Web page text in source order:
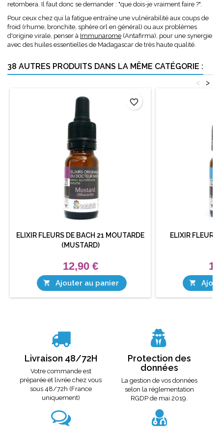
retombera. Il faut donc se demander : "que dois-je vraiment faire ?".
Pour ceux chez qui la fatigue entraîne une vulnérabilité aux coups de
froid (rhume, bronchite, sphère orl en général) ou aux problèmes
d'origine virale, penser à Immunarome (Antafirma), pour une synergie
avec des huiles essentielles de Madagascar de très haute qualité.
38 AUTRES PRODUITS DANS LA MÊME CATÉGORIE :
>
<
ELIXIR FLEURS DE BACH 21 MOUTARDE
(MUSTARD)
12,90 €
 Ajouter au panier
favorite_border
ELIXIR

Livraison 48/72H
Votre commande est
préparée et livrée chez vous
sous 48/72h (France
uniquement)
Protection des
données
La gestion de vos données
selon la réglementation
RGDP de mai 2019.